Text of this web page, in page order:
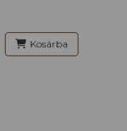
Kosárba